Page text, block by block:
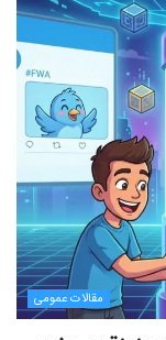
مقالات عمومی